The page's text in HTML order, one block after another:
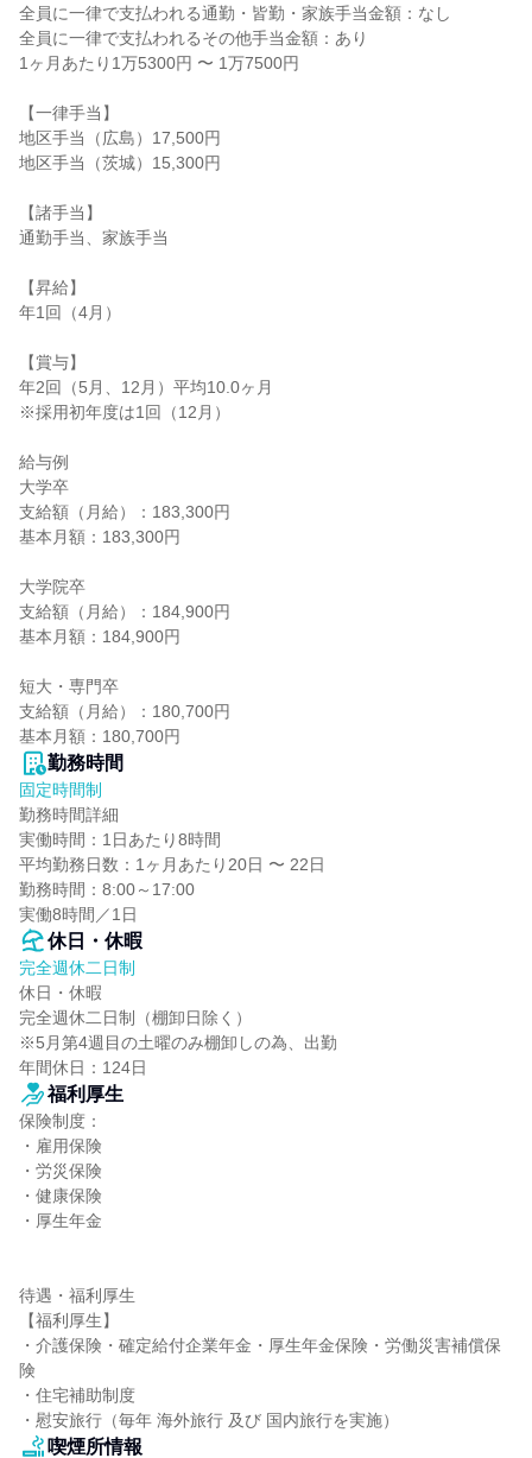
全員に一律で支払われる通勤・皆勤・家族手当金額：なし
全員に一律で支払われるその他手当金額：あり
1ヶ月あたり1万5300円 〜 1万7500円
【一律手当】
地区手当（広島）17,500円
地区手当（茨城）15,300円
【諸手当】
通勤手当、家族手当
【昇給】
年1回（4月）
【賞与】
年2回（5月、12月）平均10.0ヶ月
※採用初年度は1回（12月）
給与例
大学卒
支給額（月給）：183,300円
基本月額：183,300円
大学院卒
支給額（月給）：184,900円
基本月額：184,900円
短大・専門卒
支給額（月給）：180,700円
基本月額：180,700円
勤務時間
固定時間制
勤務時間詳細
実働時間：1日あたり8時間
平均勤務日数：1ヶ月あたり20日 〜 22日
勤務時間：8:00～17:00
実働8時間／1日
休日・休暇
完全週休二日制
休日・休暇
完全週休二日制（棚卸日除く）
※5月第4週目の土曜のみ棚卸しの為、出勤
年間休日：124日
福利厚生
保険制度：
・雇用保険
・労災保険
・健康保険
・厚生年金
待遇・福利厚生
【福利厚生】
・介護保険・確定給付企業年金・厚生年金保険・労働災害補償保
険
・住宅補助制度
・慰安旅行（毎年 海外旅行 及び 国内旅行を実施）
喫煙所情報